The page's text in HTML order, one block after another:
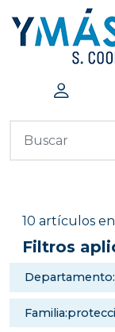
10 artículos
Filtros